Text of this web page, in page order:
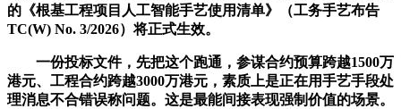
的《根基工程项目人工智能手艺使用清单》（工务手艺布告
TC(W) No. 3/2026）将正式生效。
一份投标文件，先把这个跑通，参谋合约预算跨越1500万
港元、工程合约跨越3000万港元，素质上是正在用手艺手段处
理消息不合错误称问题。这是最能间接表现强制价值的场景。